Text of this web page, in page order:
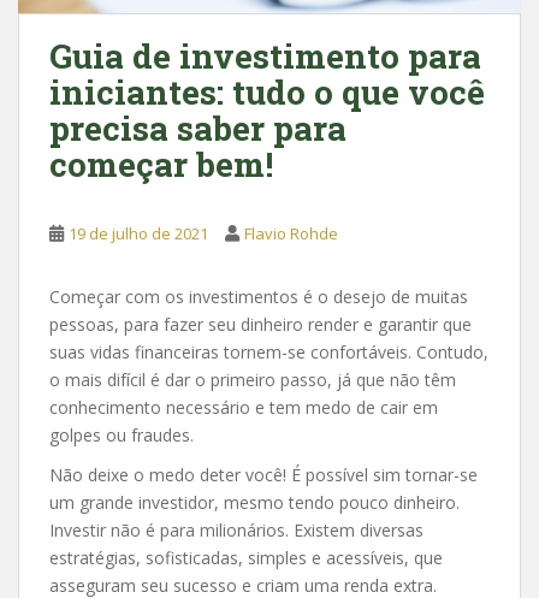
Guia de investimento para
iniciantes: tudo o que você
precisa saber para
começar bem!
19 de julho de 2021 Flavio Rohde
Começar com os investimentos é o desejo de muitas
pessoas, para fazer seu dinheiro render e garantir que
suas vidas financeiras tornem-se confortáveis. Contudo,
o mais difícil é dar o primeiro passo, já que não têm
conhecimento necessário e tem medo de cair em
golpes ou fraudes.
Não deixe o medo deter você! É possível sim tornar-se
um grande investidor, mesmo tendo pouco dinheiro.
Investir não é para milionários. Existem diversas
estratégias, sofisticadas, simples e acessíveis, que
asseguram seu sucesso e criam uma renda extra.